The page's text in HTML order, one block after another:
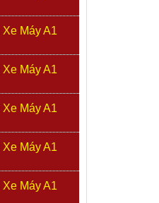
Máy A1
Máy A1
Máy A1
Máy A1
Máy A1